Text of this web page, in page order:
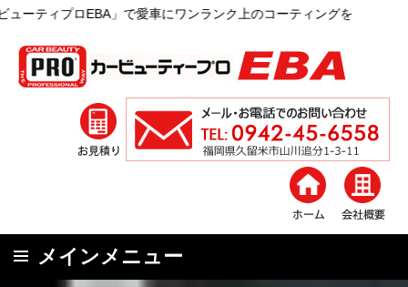
車にワンランク上のコーティングを
メインメニュー